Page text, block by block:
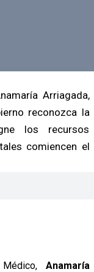
Arriagada,
reconozca la
los recursos
comiencen el
Anamaría